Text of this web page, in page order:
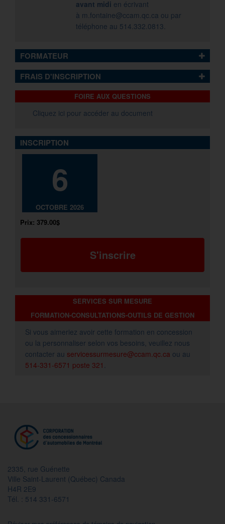
avant midi en écrivant
à m.fontaine@ccam.qc.ca ou par
téléphone au 514.332.0813.
FORMATEUR
FRAIS D'INSCRIPTION
FOIRE AUX QUESTIONS
Cliquez ici pour accéder au document
INSCRIPTION
6
OCTOBRE 2026
Prix: 379.00$
S'inscrire
SERVICES SUR MESURE
FORMATION-CONSULTATIONS-OUTILS DE GESTION
Si vous aimeriez avoir cette formation en concession
ou la personnaliser selon vos besoins, veuillez nous
contacter au servicessurmesure@ccam.qc.ca ou au
514-331-6571 poste 321 .
2335, rue Guénette
Ville Saint-Laurent (Québec) Canada
H4R 2E9
Tél. : 514 331-6571